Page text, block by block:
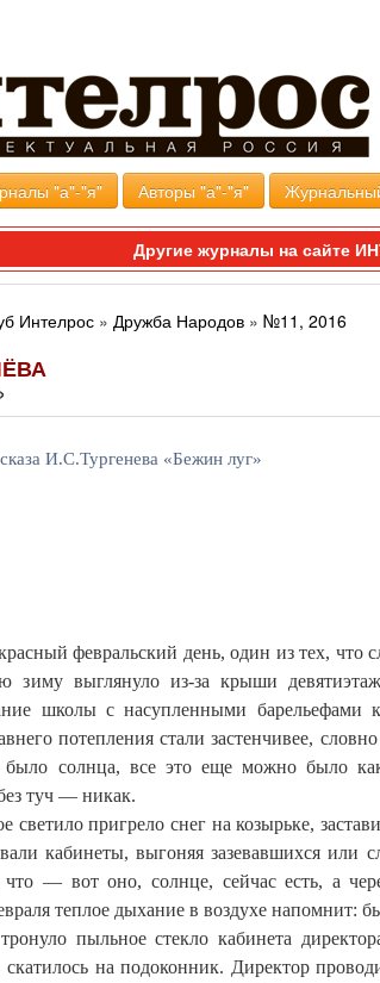
"а"-"я" Авторы "а"-"я"
Другие журналы на сайте
Интелрос » Дружба Народов » №11, 2016
И.С.Тургенева «Бежин луг»
февральский день, один из тех, что
зиму выглянуло из-за крыши
школы с насупленными барельефами
потепления стали застенчивее,
солнца, все это еще можно было
туч — никак.
светило пригрело снег на козырьке,
кабинеты, выгоняя зазевавшихся
— вот оно, солнце, сейчас есть, а
теплое дыхание в воздухе напомнит:
пыльное стекло кабинета
скатилось на подоконник. Директор